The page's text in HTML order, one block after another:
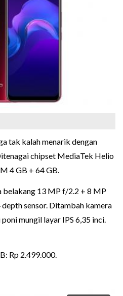
tak kalah menarik dengan
chipset MediaTek Helio
4 GB + 64 GB.
belakang 13 MP f/2.2 + 8 MP
sensor. Ditambah kamera
mungil layar IPS 6,35 inci.
Rp 2.499.000.